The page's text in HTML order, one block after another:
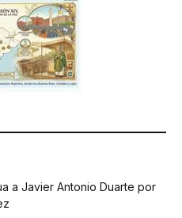
a Javier Antonio Duarte por